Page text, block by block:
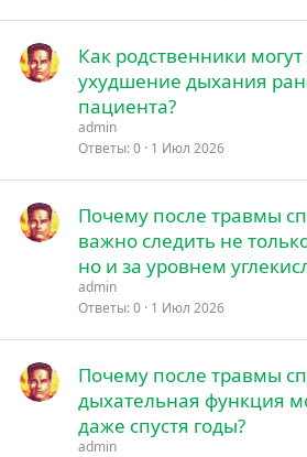
Как родственники
ухудшение дыхания
пациента?
admin
Ответы 0 1 Июл 2026
Почему после травмы
важно следить не
но и за уровнем
admin
Ответы 0 1 Июл 2026
Почему после травмы
дыхательная функция
даже спустя годы?
admin